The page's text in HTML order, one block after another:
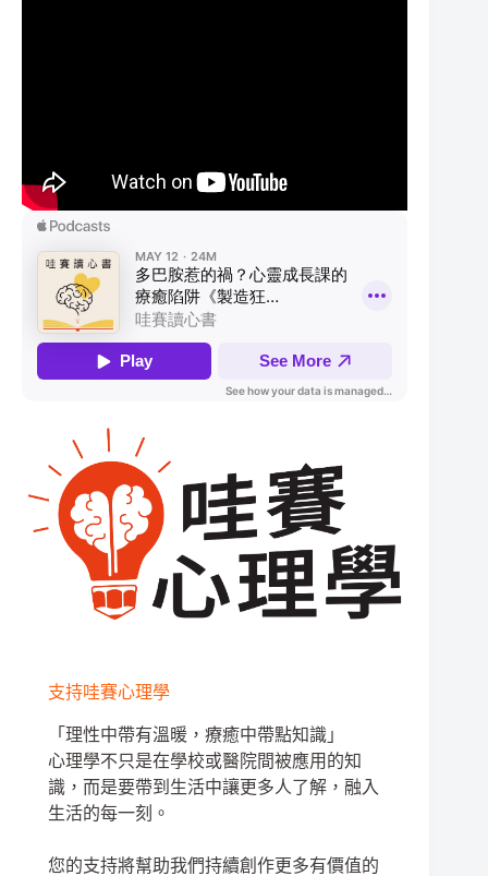
支持哇賽心理學
「理性中帶有溫暖，療癒中帶點知識」
心理學不只是在學校或醫院間被應用的知
識，而是要帶到生活中讓更多人了解，融入
生活的每一刻。
您的支持將幫助我們持續創作更多有價值的